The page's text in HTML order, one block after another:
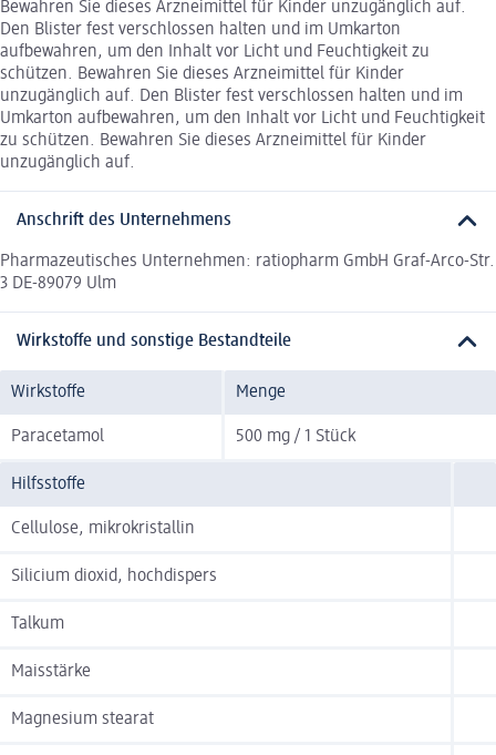
Bewahren Sie dieses Arzneimittel für Kinder unzugänglich auf.
Den Blister fest verschlossen halten und im Umkarton
aufbewahren, um den Inhalt vor Licht und Feuchtigkeit zu
schützen. Bewahren Sie dieses Arzneimittel für Kinder
unzugänglich auf. Den Blister fest verschlossen halten und im
Umkarton aufbewahren, um den Inhalt vor Licht und Feuchtigkeit
zu schützen. Bewahren Sie dieses Arzneimittel für Kinder
unzugänglich auf.
Anschrift des Unternehmens
Pharmazeutisches Unternehmen: ratiopharm GmbH Graf-Arco-Str.
3 DE-89079 Ulm
Wirkstoffe und sonstige Bestandteile
Wirkstoffe Menge
Paracetamol 500 mg / 1 Stück
Hilfsstoffe
Cellulose, mikrokristallin
Silicium dioxid, hochdispers
Talkum
Maisstärke
Magnesium stearat